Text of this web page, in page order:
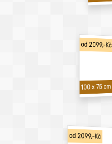
od 2099,-Kč
100 x 75 cm
od 2099,-Kč